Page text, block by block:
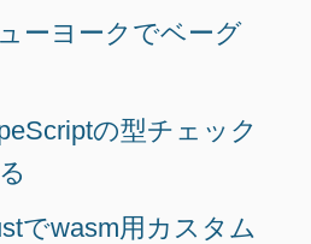
ーヨークでベーグ
の型チェック
でwasm用カスタム